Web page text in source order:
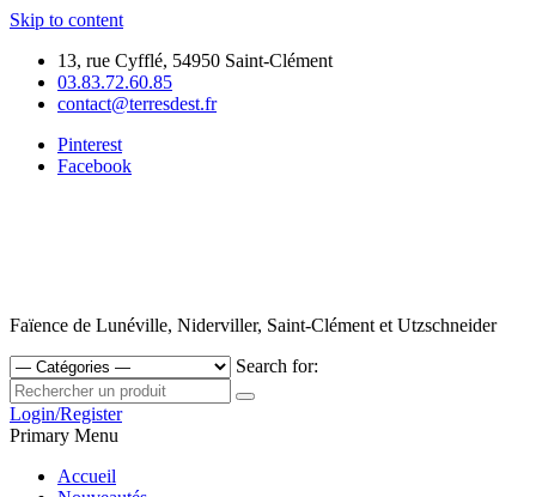
Skip to content
13, rue Cyfflé, 54950 Saint-Clément
03.83.72.60.85
contact@terresdest.fr
Pinterest
Facebook
Faïence de Lunéville, Niderviller, Saint-Clément et Utzschneider
Search for:
Login/Register
Primary Menu
Accueil